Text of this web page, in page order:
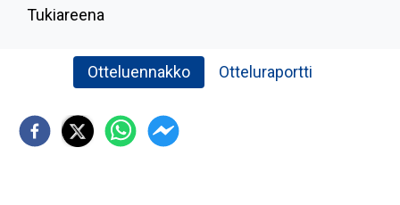
Tukiareena
Otteluennakko Otteluraportti